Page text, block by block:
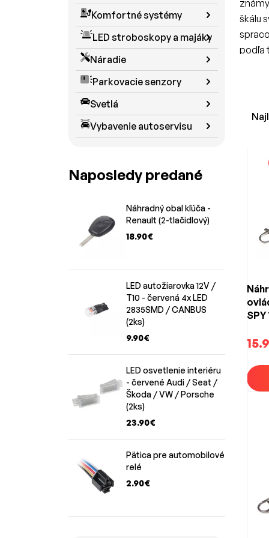
Komfortné systémy
LED stroboskopy a majáky
Náradie
Parkovacie senzory
Svetlá
Vybavenie autoservisu
Naposledy predané
Náhradný obal kľúča -
Renault (2-tlačidlový)
18.90€
LED autožiarovka 12V /
T10 - červená 4x LED
2835SMD / CANBUS
(2ks)
9.90€
LED osvetlenie interiéru
- červené Audi / Seat /
Škoda / VW / Porsche
(2ks)
23.90€
Pätica pre automobilové
relé
2.90€
škálu
podľa
Áno,
SPY